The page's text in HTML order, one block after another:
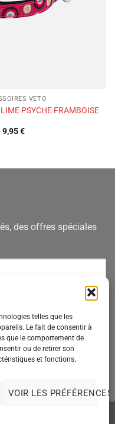
telles que les
Le fait de consentir à
que le comportement de
ou de retirer son
et fonctions.
VOIR LES PRÉFÉRENCES
VETO
PSYCHE FRAMBOISE
9,95€
des offres spéciales